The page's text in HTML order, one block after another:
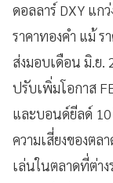
ดอลลาร์ DXY แก
ราคาทองคำ แม้
ส่งมอบเดือน มิ.ย.
ปรับเพิ่มโอกาส
และบอนด์ยีลด์
ความเสี่ยงของตล
เล่นในตลาดที่ต่า